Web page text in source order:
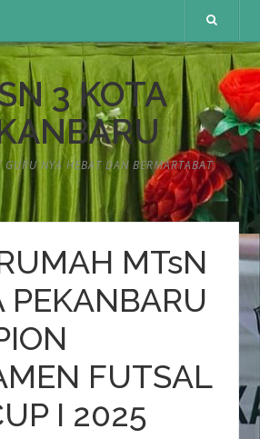
3 KOTA
GURU NYA HEBAT DAN BERMARTABAT
MTsN
PEKANBARU
FUTSAL
I 2025